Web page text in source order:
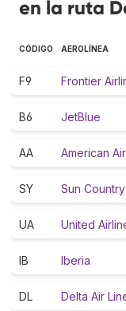
en la ruta
CÓDIGO AEROLÍNEA
F9 Frontier
B6 JetBlue
AA American
SY Sun
UA United
IB Iberia
DL Delta Air